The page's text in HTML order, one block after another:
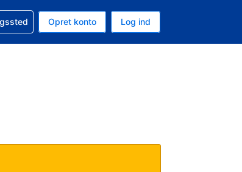
kroner
er Dansk
Opret konto Log ind